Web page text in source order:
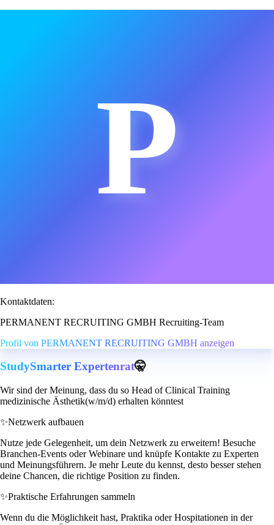
P
Kontaktdaten:
PERMANENT RECRUITING GMBH Recruiting-Team
Profil von PERMANENT RECRUITING GMBH anzeigen
StudySmarter Expertenrat🤫
Wir sind der Meinung, dass du so Head of Clinical Training
medizinische Ästhetik(w/m/d) erhalten könntest
✨Netzwerk aufbauen
Nutze jede Gelegenheit, um dein Netzwerk zu erweitern! Besuche
Branchen-Events oder Webinare und knüpfe Kontakte zu Experten
und Meinungsführern. Je mehr Leute du kennst, desto besser stehen
deine Chancen, die richtige Position zu finden.
✨Praktische Erfahrungen sammeln
Wenn du die Möglichkeit hast, Praktika oder Hospitationen in der